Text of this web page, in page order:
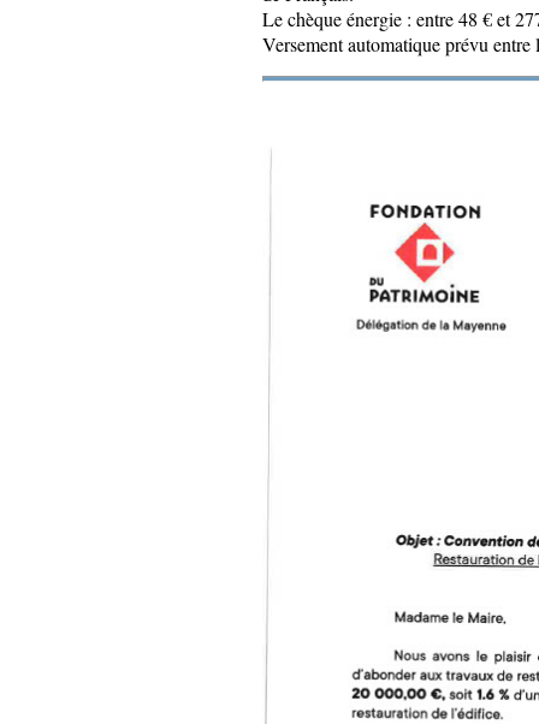
Le chèque énergie : entre 48 € et
Versement automatique prévu